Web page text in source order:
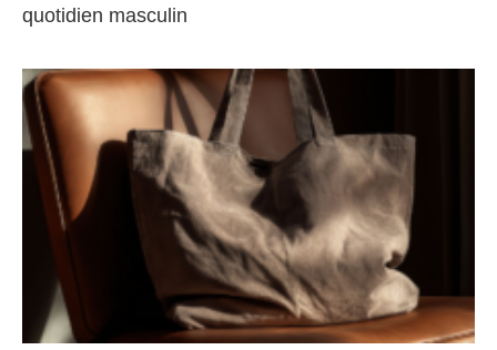
quotidien masculin